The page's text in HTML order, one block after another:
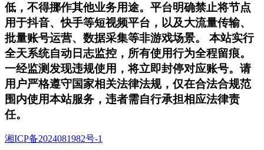
低，不得挪作其他业务用途。平台明确禁止将节点
用于抖音、快手等短视频平台，以及大流量传输、
批量账号运营、数据采集等非游戏场景。 本站实行
全天系统自动日志监控，所有使用行为全程留痕。
一经监测发现违规使用，将立即封停对应账号。请
用户严格遵守国家相关法律法规，仅在合法合规范
围内使用本站服务，违者需自行承担相应法律责
任。
湘ICP备2024081982号-1